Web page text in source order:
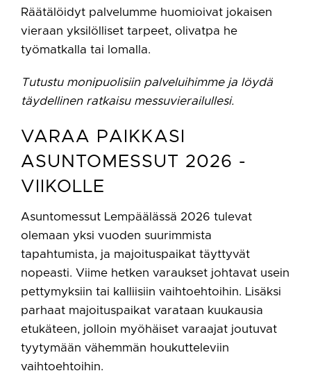
Räätälöidyt palvelumme huomioivat jokaisen
vieraan yksilölliset tarpeet, olivatpa he
työmatkalla tai lomalla.
Tutustu monipuolisiin palveluihimme ja löydä
täydellinen ratkaisu messuvierailullesi.
VARAA PAIKKASI
ASUNTOMESSUT 2026 -
VIIKOLLE
Asuntomessut Lempäälässä 2026 tulevat
olemaan yksi vuoden suurimmista
tapahtumista, ja majoituspaikat täyttyvät
nopeasti. Viime hetken varaukset johtavat usein
pettymyksiin tai kalliisiin vaihtoehtoihin. Lisäksi
parhaat majoituspaikat varataan kuukausia
etukäteen, jolloin myöhäiset varaajat joutuvat
tyytymään vähemmän houkutteleviin
vaihtoehtoihin.